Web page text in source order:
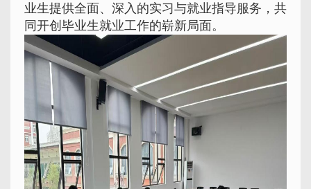
业生提供全面、深入的实习与就业指导服务，共
同开创毕业生就业工作的崭新局面。